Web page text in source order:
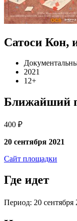
Сатоси Кон,
2021
12+
Ближайший
400 ₽
20 сентября 2021
Сайт площадки
Где идет
Период: 20 сентября